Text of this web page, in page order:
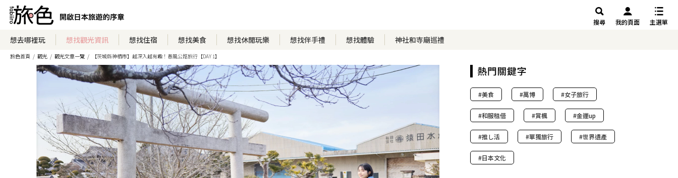
搜尋 我的頁面 主選單
想去哪裡玩 想找觀光資訊 想找住宿 想找美食 想找休閒玩樂 想找伴手禮 想找體驗 神社和寺廟巡禮
旅色首頁 觀光 觀光文章一覽 【茨城縣神栖市】越深入越有趣！春風公路旅行【DAY 1】
美食 萬博 女子旅行
和服租借 賞楓 金運up
推し活 單獨旅行 世界遺產
日本文化